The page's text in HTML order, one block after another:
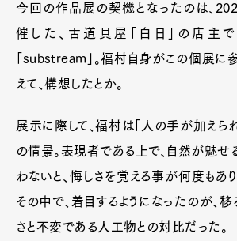
今回の作品展の契機となったのは、
催した、古道具屋「白日」の店主
「substream」。福村自身がこの個展に
えて、構想したとか。
展示に際して、福村は「人の手が加えら
の情景。表現者である上で、自然が魅せ
わないと、悔しさを覚える事が何度もあり
その中で、着目するようになったのが、
さと不変である人工物との対比だった。